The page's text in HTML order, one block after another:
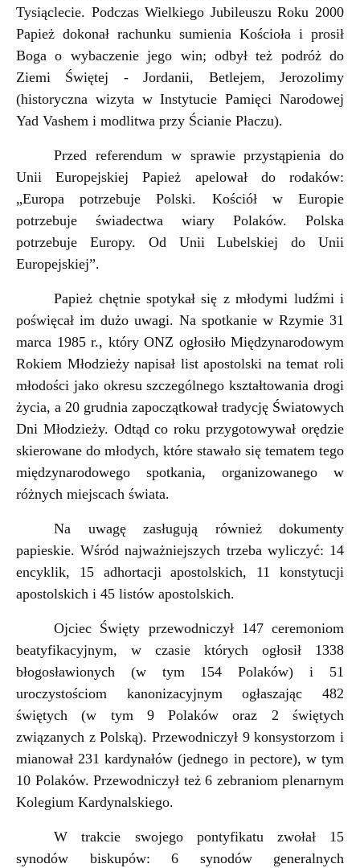
Tysiąclecie. Podczas Wielkiego Jubileuszu Roku 2000
Papież dokonał rachunku sumienia Kościoła i prosił
Boga o wybaczenie jego win; odbył też podróż do
Ziemi Świętej - Jordanii, Betlejem, Jerozolimy
(historyczna wizyta w Instytucie Pamięci Narodowej
Yad Vashem i modlitwa przy Ścianie Płaczu).
Przed referendum w sprawie przystąpienia do
Unii Europejskiej Papież apelował do rodaków:
„Europa potrzebuje Polski. Kościół w Europie
potrzebuje świadectwa wiary Polaków. Polska
potrzebuje Europy. Od Unii Lubelskiej do Unii
Europejskiej”.
Papież chętnie spotykał się z młodymi ludźmi i
poświęcał im dużo uwagi. Na spotkanie w Rzymie 31
marca 1985 r., który ONZ ogłosiło Międzynarodowym
Rokiem Młodzieży napisał list apostolski na temat roli
młodości jako okresu szczególnego kształtowania drogi
życia, a 20 grudnia zapoczątkował tradycję Światowych
Dni Młodzieży. Odtąd co roku przygotowywał orędzie
skierowane do młodych, które stawało się tematem tego
międzynarodowego spotkania, organizowanego w
różnych miejscach świata.
Na uwagę zasługują również dokumenty
papieskie. Wśród najważniejszych trzeba wyliczyć: 14
encyklik, 15 adhortacji apostolskich, 11 konstytucji
apostolskich i 45 listów apostolskich.
Ojciec Święty przewodniczył 147 ceremoniom
beatyfikacyjnym, w czasie których ogłosił 1338
błogosławionych (w tym 154 Polaków) i 51
uroczystościom kanonizacyjnym ogłaszając 482
świętych (w tym 9 Polaków oraz 2 świętych
związanych z Polską). Przewodniczył 9 konsystorzom i
mianował 231 kardynałów (jednego in pectore), w tym
10 Polaków. Przewodniczył też 6 zebraniom plenarnym
Kolegium Kardynalskiego.
W trakcie swojego pontyfikatu zwołał 15
synodów biskupów: 6 synodów generalnych